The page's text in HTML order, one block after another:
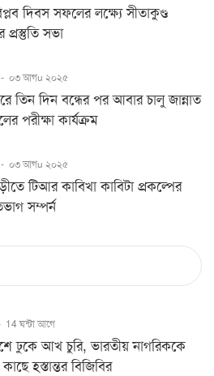
দিবস সফলের লক্ষ্যে সীতাকুণ্ড
প্রস্তুতি সভা
- ০৩ আগu ২০২৫
তিন দিন বন্ধের পর আবার চালু জান্নাত
পরীক্ষা কার্যক্রম
- ০৩ আগu ২০২৫
টিআর কাবিখা কাবিটা প্রকল্পের
সম্পর্ন
14 ঘন্টা আগে
ঢুকে আখ চুরি, ভারতীয় নাগরিককে
হস্তান্তর বিজিবির